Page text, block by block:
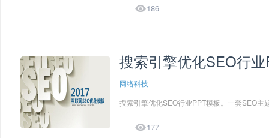
186
搜索引擎优化SEO行
网络科技
搜索引擎优化SEO行业PPT模板。一套SEO
177